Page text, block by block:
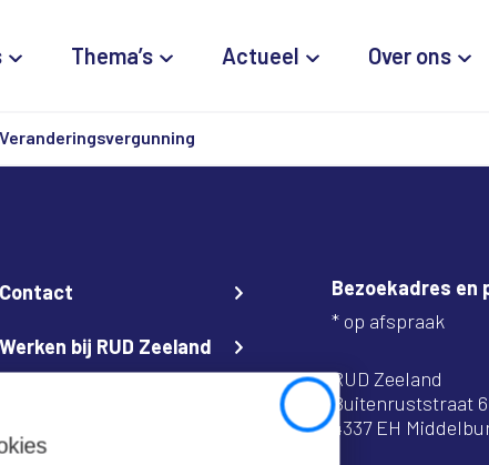
Close
Thema’s Actueel Over ons
Veranderingsvergunning
Contact
Werken bij RUD Zeeland
Bezoekadres en
* op afspraak
RUD Zeeland
Buitenruststraat 6
4337 EH